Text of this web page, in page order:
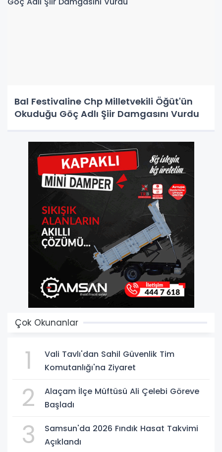
Bal Festivaline Chp Milletvekili Öğüt'ün
Okuduğu Göç Adlı Şiir Damgasını Vurdu
Çok Okunanlar
1
Vali Tavlı'dan Sahil Güvenlik Tim
Komutanlığı'na Ziyaret
2
Alaçam İlçe Müftüsü Ali Çelebi Göreve
Başladı
3
Samsun'da 2026 Fındık Hasat Takvimi
Açıklandı